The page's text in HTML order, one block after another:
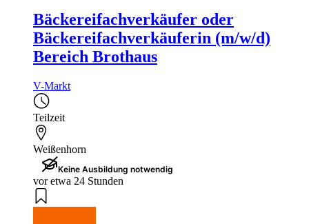
Bäckereifachverkäufer oder
Bäckereifachverkäuferin (m/w/d)
Bereich Brothaus
V-Markt
Teilzeit
Weißenhorn
Keine Ausbildung notwendig
vor etwa 24 Stunden